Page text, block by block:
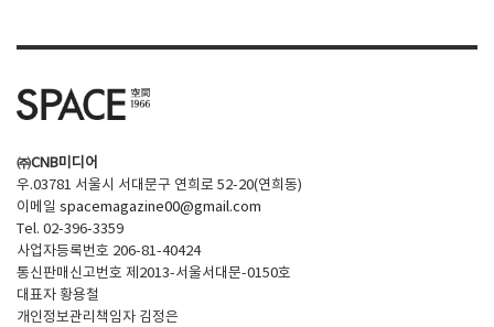
㈜CNB미디어
우.03781 서울시 서대문구 연희로 52-20(연희동)
이메일 spacemagazine00@gmail.com
Tel. 02-396-3359
사업자등록번호 206-81-40424
통신판매신고번호 제2013-서울서대문-0150호
대표자 황용철
개인정보관리책임자 김정은